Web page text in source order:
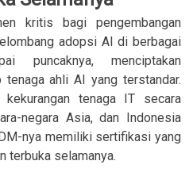
kritis bagi pengembangan
adopsi AI di berbagai
puncaknya, menciptakan
ahli AI yang terstandar.
kekurangan tenaga IT secara
negara Asia, dan Indonesia
nya memiliki sertifikasi yang
terbuka selamanya.